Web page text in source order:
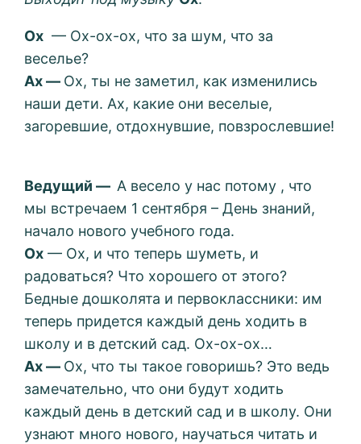
Ох — Ох-ох-ох, что за шум, что за
веселье?
Ах — Ох, ты не заметил, как изменились
наши дети. Ах, какие они веселые,
загоревшие, отдохнувшие, повзрослевшие!
Ведущий—А весело у нас потому , что
мы встречаем 1 сентября – День знаний,
начало нового учебного года.
Ох — Ох, и что теперь шуметь, и
радоваться? Что хорошего от этого?
Бедные дошколята и первоклассники: им
теперь придется каждый день ходить в
школу и в детский сад. Ох-ох-ох…
Ах — Ох, что ты такое говоришь? Это ведь
замечательно, что они будут ходить
каждый день в детский сад и в школу. Они
узнают много нового, научаться читать и